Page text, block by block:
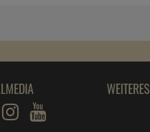
WEITERES